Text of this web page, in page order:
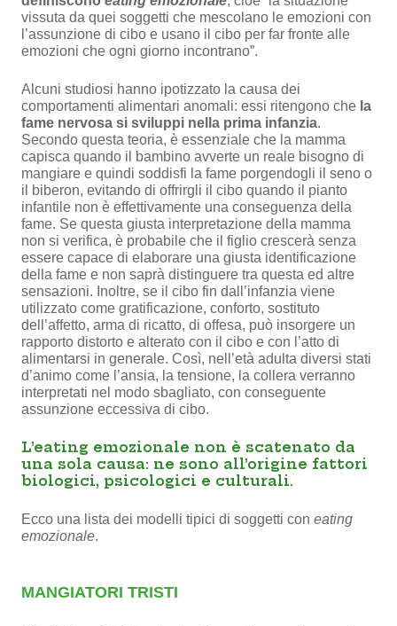
vissuta da quei soggetti che mescolano le emozioni con
l’assunzione di cibo e usano il cibo per far fronte alle
emozioni che ogni giorno incontrano”.
Alcuni studiosi hanno ipotizzato la causa dei
comportamenti alimentari anomali: essi ritengono che la
fame nervosa si sviluppi nella prima infanzia.
Secondo questa teoria, è essenziale che la mamma
capisca quando il bambino avverte un reale bisogno di
mangiare e quindi soddisfi la fame porgendogli il seno o
il biberon, evitando di offrirgli il cibo quando il pianto
infantile non è effettivamente una conseguenza della
fame. Se questa giusta interpretazione della mamma
non si verifica, è probabile che il figlio crescerà senza
essere capace di elaborare una giusta identificazione
della fame e non saprà distinguere tra questa ed altre
sensazioni. Inoltre, se il cibo fin dall’infanzia viene
utilizzato come gratificazione, conforto, sostituto
dell’affetto, arma di ricatto, di offesa, può insorgere un
rapporto distorto e alterato con il cibo e con l’atto di
alimentarsi in generale. Così, nell’età adulta diversi stati
d’animo come l’ansia, la tensione, la collera verranno
interpretati nel modo sbagliato, con conseguente
assunzione eccessiva di cibo.
L’eating emozionale non è scatenato da
una sola causa: ne sono all’origine fattori
biologici, psicologici e culturali.
Ecco una lista dei modelli tipici di soggetti con eating
emozionale.
MANGIATORI TRISTI